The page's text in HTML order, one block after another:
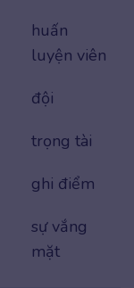
huấn
luyện viên
đội
trọng tài
ghi điểm
sự vắng
mặt